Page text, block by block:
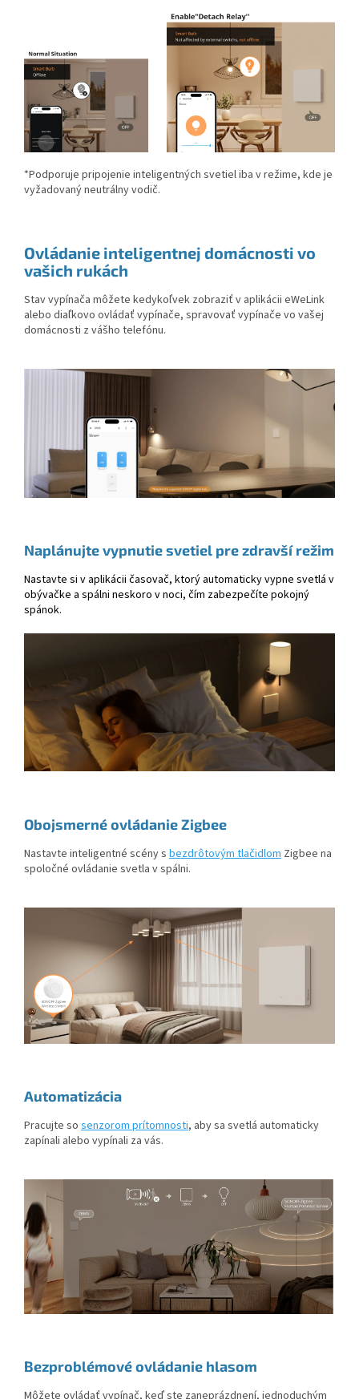
*Podporuje pripojenie inteligentných svetiel iba v režime, kde je
vyžadovaný neutrálny vodič.
Ovládanie inteligentnej domácnosti vo
vašich rukách
Stav vypínača môžete kedykoľvek zobraziť v aplikácii eWeLink
alebo diaľkovo ovládať vypínače, spravovať vypínače vo vašej
domácnosti z vášho telefónu.
Naplánujte vypnutie svetiel pre zdravší režim
Nastavte si v aplikácii časovač, ktorý automaticky vypne svetlá v
obývačke a spálni neskoro v noci, čím zabezpečíte pokojný
spánok.
Obojsmerné ovládanie Zigbee
Nastavte inteligentné scény s bezdrôtovým tlačidlom Zigbee na
spoločné ovládanie svetla v spálni.
Automatizácia
Pracujte so senzorom prítomnosti, aby sa svetlá automaticky
zapínali alebo vypínali za vás.
Bezproblémové ovládanie hlasom